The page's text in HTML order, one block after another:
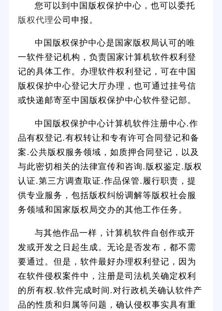
您可以到中国版权保护中心，也可以委托
版权代理公司申报。
中国版权保护中心是国家版权局认可的唯
一软件登记机构，负责国家计算机软件权利登
记的具体工作。办理软件权利登记，可在中国
版权保护中心登记大厅办理，也可通过挂号信
或快递邮寄至中国版权保护中心软件登记部。
中国版权保护中心计算机软件注册中心.作
品有权登记.有权转让和专有许可合同登记和备
案.公共版权服务领域，如质押合同登记，以及
与此密切相关的法律宣传和咨询.版权鉴定.版权
认证.第三方调查取证.作品保管.履行职责，提
供专业服务，包括版权纠纷调解等版权社会服
务领域和国家版权局交办的其他工作任务。
与其他作品一样，计算机软件自创作或开
发或开发之日起生成。无论是否发布，都不需
要通过。但是，软件最好办理权利登记，因为
在软件侵权案件中，注册是司法机关确定权利
的所有权.软件完成时间.对行政机关确认软件产
品的性质和归属等问题，确认侵权事实具有重